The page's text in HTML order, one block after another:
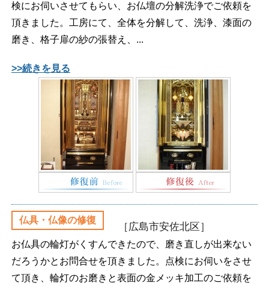
検にお伺いさせてもらい、お仏壇の分解洗浄でご依頼を
頂きました。工房にて、全体を分解して、洗浄、漆面の
磨き、格子扉の紗の張替え、...
>>続きを見る
仏具・仏像の修復
［広島市安佐北区］
お仏具の輪灯がくすんできたので、磨き直しが出来ない
だろうかとお問合せを頂きました。点検にお伺いをさせ
て頂き、輪灯のお磨きと表面の金メッキ加工のご依頼を